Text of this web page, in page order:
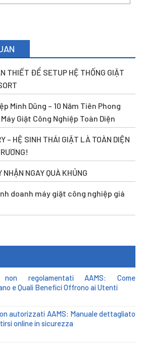
THIẾT ĐỂ SETUP HỆ THỐNG GIẶT
Minh Dũng – 10 Năm Tiên Phong
Giặt Công Nghiệp Toàn Diện
– HỆ SINH THÁI GIẶT LÀ TOÀN DIỆN
NGAY QUÀ KHỦNG
doanh máy giặt công nghiệp giá
non regolamentati AAMS: Come
e Quali Benefici Offrono ai Utenti
autorizzati AAMS: Manuale dettagliato
online in sicurezza